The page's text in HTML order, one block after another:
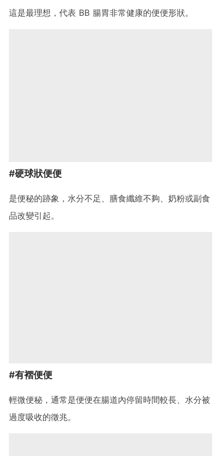
這是最理想，代表 BB 腸胃非常健康的便便形狀。
#硬球狀便便
是便秘的跡象，水分不足、膳食纖維不夠、奶粉或副食
品改變引起。
#有褶便便
輕微便秘，通常是便便在腸道內停留時間較長、水分被
過度吸收的徵兆。